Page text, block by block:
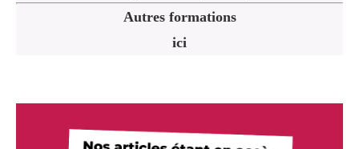
Autres formations
ici